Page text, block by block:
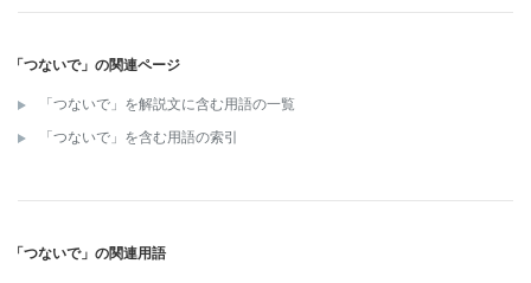
「つないで」の関連ページ
「つないで」を解説文に含む用語の一覧
「つないで」を含む用語の索引
「つないで」の関連用語